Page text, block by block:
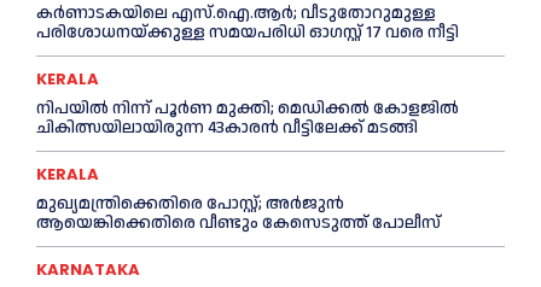
കർണാടകയിലെ എസ്.ഐ.ആർ; വീടുതോറുമുള്ള
പരിശോധനയ്ക്കുള്ള സമയപരിധി ഓഗസ്റ്റ് 17 വരെ നീട്ടി
KERALA
നിപയില്‍ നിന്ന് പൂര്‍ണ മുക്തി; മെഡിക്കല്‍ കോളജില്‍
ചികിത്സയിലായിരുന്ന 43കാരന്‍ വീട്ടിലേക്ക് മടങ്ങി
KERALA
മുഖ്യമന്ത്രിക്കെതിരെ പോസ്റ്റ്; അര്‍ജുൻ
ആയെങ്കിക്കെതിരെ വീണ്ടും കേസെടുത്ത് പോലീസ്
KARNATAKA